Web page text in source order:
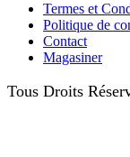
Termes et
Politique de
Contact
Magasiner
Tous Droits